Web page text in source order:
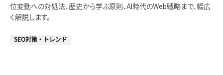
位変動への対処法、歴史から学ぶ原則、AI時代のWeb戦略まで、幅広
く解説します。
SEO対策・トレンド